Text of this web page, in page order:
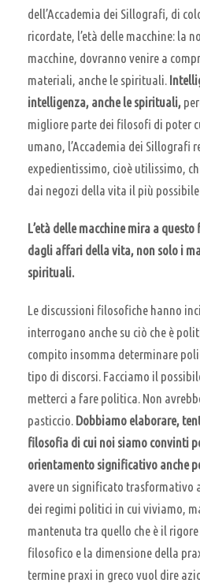
dell’Accademia dei Sillografi, di
ricordate, l’età delle macchine: la
macchine, dovranno venire a
materiali, anche le spirituali.
intelligenza, anche le spirituali,
migliore parte dei filosofi di poter
umano, l’Accademia dei Sillografi
expedientissimo, cioè utilissimo,
dai negozi della vita il più
L’età delle macchine mira a
dagli affari della vita, non solo i
spirituali.
Le discussioni filosofiche hanno
interrogano anche su ciò che è
compito insomma determinare
tipo di discorsi. Facciamo il
metterci a fare politica. Non
pasticcio. Dobbiamo elaborare,
filosofia di cui noi siamo convinti
orientamento significativo anche
avere un significato trasformativo
dei regimi politici in cui viviamo,
mantenuta tra quello che è il
filosofico e la dimensione della
termine praxi in greco vuol dire